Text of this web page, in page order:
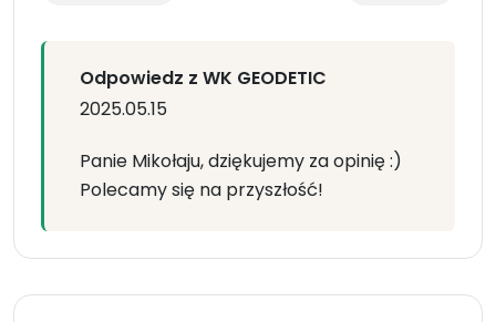
Odpowiedz z WK GEODETIC
2025.05.15
Panie Mikołaju, dziękujemy za opinię :)
Polecamy się na przyszłość!